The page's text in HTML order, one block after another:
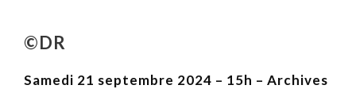
©DR
Samedi 21 septembre 2024 – 15h – Archives